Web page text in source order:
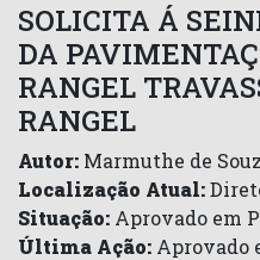
SOLICITA Á
DA
RANGEL
RANGEL
Autor: Marmuthe de
Localização Atual:
Situação: Aprovado em
Última Ação: Aprovado